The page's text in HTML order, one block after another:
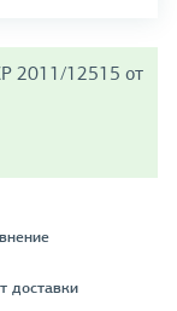
2011/12515 от
доставки